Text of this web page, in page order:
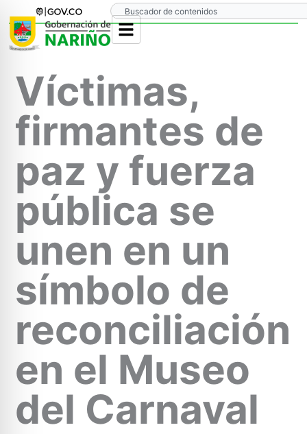
contenido
Search
Víctimas,
firmantes de
paz y fuerza
pública se
unen en un
símbolo de
reconciliación
en el Museo
del Carnaval